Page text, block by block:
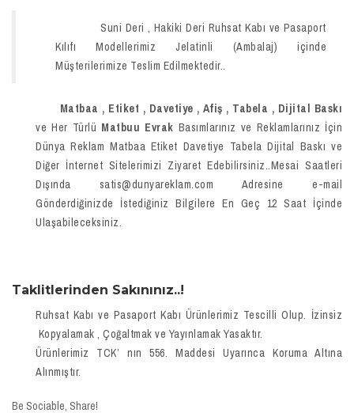
Suni Deri , Hakiki Deri Ruhsat Kabı ve Pasaport
Kılıfı Modellerimiz Jelatinli (Ambalaj) içinde
Müşterilerimize Teslim Edilmektedir..
Matbaa , Etiket , Davetiye , Afiş , Tabela , Dijital Baskı
ve Her Türlü Matbuu Evrak Basımlarınız ve Reklamlarınız İçin
Dünya Reklam Matbaa Etiket Davetiye Tabela Dijital Baskı ve
Diğer İnternet Sitelerimizi Ziyaret Edebilirsiniz..Mesai Saatleri
Dışında satis@dunyareklam.com Adresine e-mail
Gönderdiğinizde İstediğiniz Bilgilere En Geç 12 Saat İçinde
Ulaşabileceksiniz.
Taklitlerinden Sakınınız..!
Ruhsat Kabı ve Pasaport Kabı Ürünlerimiz Tescilli Olup. İzinsiz
Kopyalamak , Çoğaltmak ve Yayınlamak Yasaktır.
Ürünlerimiz TCK’ nın 556. Maddesi Uyarınca Koruma Altına
Alınmıştır.
Be Sociable, Share!